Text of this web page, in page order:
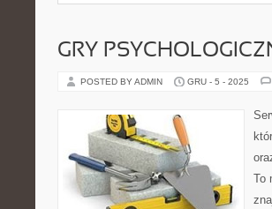
GRY
POSTED BY ADMIN GRU - 5 - 2025
To